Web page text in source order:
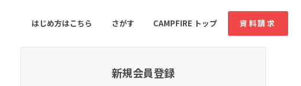
はじめ方はこちら さがす CAMPFIRE トップ 資料請求
新規会員登録